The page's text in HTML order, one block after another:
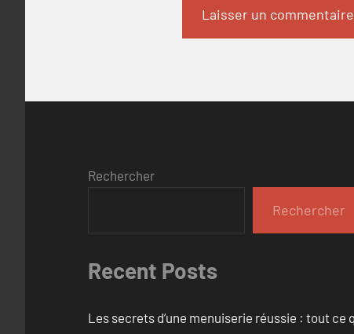
Rechercher
Rechercher
Recent Posts
Les secrets d’une menuiserie réussie : tout ce